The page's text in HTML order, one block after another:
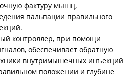
фактуру мышц,
пальпации правильного
контроллер, при помощи
обеспечивает обратную
внутримышечных инъекций
положении и глубине